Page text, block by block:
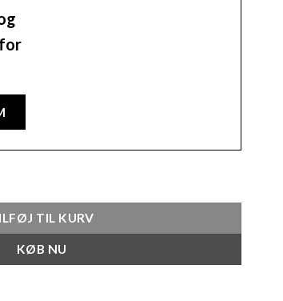
TIL KURV
KØB NU